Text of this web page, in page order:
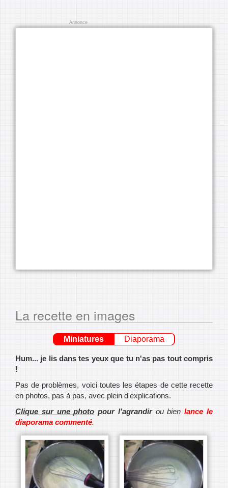
La recette en images
Miniatures Diaporama
Hum... je lis dans tes yeux que tu n'as pas tout compris
!
Pas de problèmes, voici toutes les étapes de cette recette
en photos, pas à pas, avec plein d'explications.
Clique sur une photo pour l'agrandirou bienlance le
diaporama commenté.